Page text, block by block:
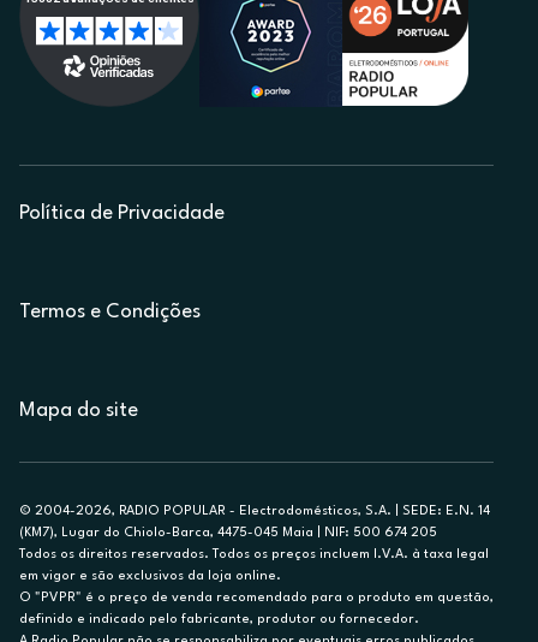
Política de Privacidade
Termos e Condições
Mapa do site
© 2004-2026, RADIO POPULAR - Electrodomésticos, S.A. | SEDE: E.N. 14
(KM7), Lugar do Chiolo-Barca, 4475-045 Maia | NIF: 500 674 205
Todos os direitos reservados. Todos os preços incluem I.V.A. à taxa legal
em vigor e são exclusivos da loja online.
O "PVPR" é o preço de venda recomendado para o produto em questão,
definido e indicado pelo fabricante, produtor ou fornecedor.